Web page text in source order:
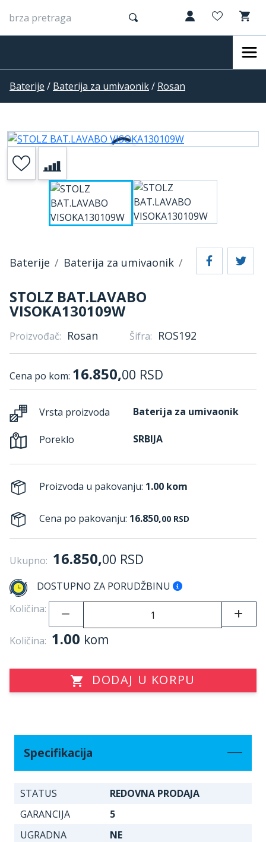
Baterije / Baterija za umivaonik/ Rosan
Baterije Baterija za umivaonik
STOLZ BAT.LAVABO
VISOKA130109W
Proizvođač: Rosan Šifra: ROS192
Cena po kom: 16.850,00 RSD
Vrsta proizvoda Baterija za umivaonik
Poreklo SRBIJA
Proizvoda u pakovanju: 1.00 kom
Cena po pakovanju: 16.850,00 RSD
Ukupno: 16.850,00 RSD
DOSTUPNO ZA PORUDŽBINU
Količina:
Količina: 1.00 kom
DODAJ U KORPU
Specifikacija
STATUS
REDOVNA PRODAJA
GARANCIJA
5
UGRADNA
NE